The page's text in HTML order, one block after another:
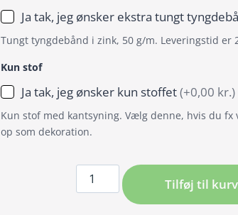
Ja tak, jeg ønsker ekstra tungt
Tungt tyngdebånd i zink, 50 g/m. Leveringstid er
Kun stof
Ja tak, jeg ønsker kun stoffet(+0,00 kr.)
Kun stof med kantsyning. Vælg denne, hvis du
op som dekoration.
Badeforhæng
/
Tilføj til kurv